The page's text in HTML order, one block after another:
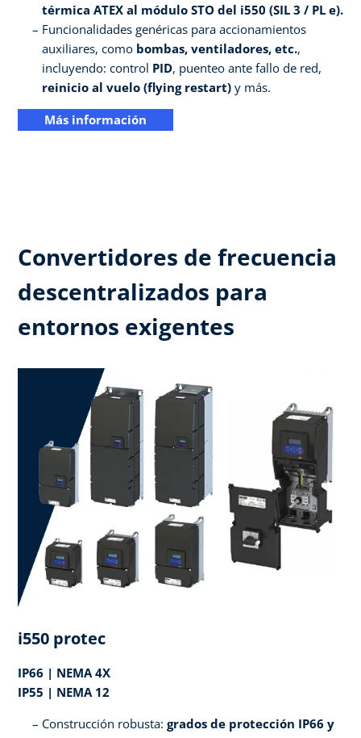
térmica ATEX al módulo STO del i550 (SIL 3 / PL e).
Funcionalidades genéricas para accionamientos
auxiliares, como bombas, ventiladores, etc.,
incluyendo: control PID, puenteo ante fallo de red,
reinicio al vuelo (flying restart) y más.
Más información
Convertidores de frecuencia
descentralizados para
entornos exigentes
i550 protec
IP66 | NEMA 4X
IP55 | NEMA 12
Construcción robusta: grados de protección IP66 y